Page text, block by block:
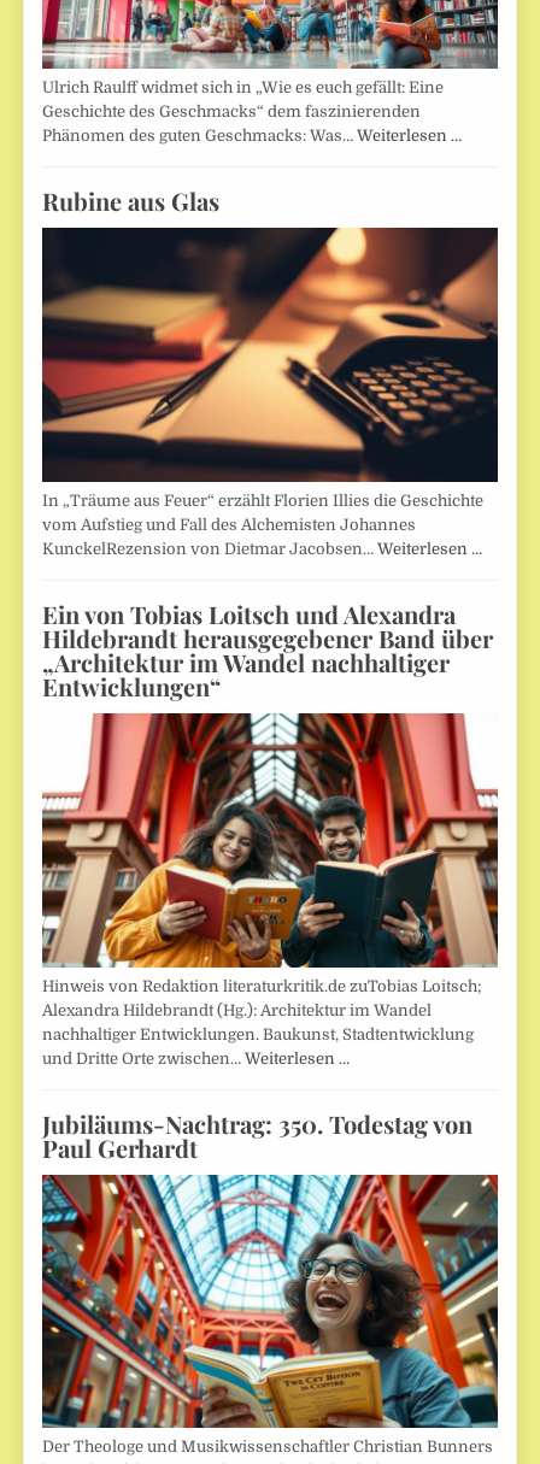
Ulrich Raulff widmet sich in „Wie es euch gefällt: Eine
Geschichte des Geschmacks“ dem faszinierenden
Phänomen des guten Geschmacks: Was…Weiterlesen …
Rubine aus Glas
In „Träume aus Feuer“ erzählt Florien Illies die Geschichte
vom Aufstieg und Fall des Alchemisten Johannes
KunckelRezension von Dietmar Jacobsen…Weiterlesen …
Ein von Tobias Loitsch und Alexandra
Hildebrandt herausgegebener Band über
„Architektur im Wandel nachhaltiger
Entwicklungen“
Hinweis von Redaktion literaturkritik.de zuTobias Loitsch;
Alexandra Hildebrandt (Hg.): Architektur im Wandel
nachhaltiger Entwicklungen. Baukunst, Stadtentwicklung
und Dritte Orte zwischen…Weiterlesen …
Jubiläums-Nachtrag: 350. Todestag von
Paul Gerhardt
Der Theologe und Musikwissenschaftler Christian Bunners